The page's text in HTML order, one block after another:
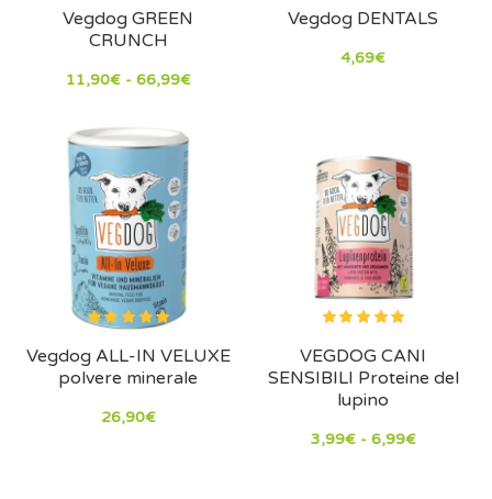
Vegdog GREEN
CRUNCH
11,90€ - 66,99€
Vegdog DENTALS
4,69€
Vegdog ALL-IN VELUXE
polvere minerale
26,90€
VEGDOG CANI
SENSIBILI Proteine ​​del
lupino
3,99€ - 6,99€